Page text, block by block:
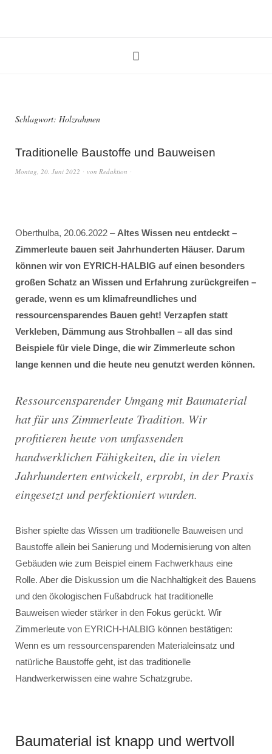
Schlagwort: Holzrahmen
Traditionelle Baustoffe und Bauweisen
Montag, 20. Juni 2022 von Redaktion
Oberthulba, 20.06.2022 – Altes Wissen neu entdeckt –
Zimmerleute bauen seit Jahrhunderten Häuser. Darum
können wir von EYRICH-HALBIG auf einen besonders
großen Schatz an Wissen und Erfahrung zurückgreifen –
gerade, wenn es um klimafreundliches und
ressourcensparendes Bauen geht! Verzapfen statt
Verkleben, Dämmung aus Strohballen – all das sind
Beispiele für viele Dinge, die wir Zimmerleute schon
lange kennen und die heute neu genutzt werden können.
Ressourcensparender Umgang mit Baumaterial
hat für uns Zimmerleute Tradition. Wir
profitieren heute von umfassenden
handwerklichen Fähigkeiten, die in vielen
Jahrhunderten entwickelt, erprobt, in der Praxis
eingesetzt und perfektioniert wurden.
Bisher spielte das Wissen um traditionelle Bauweisen und
Baustoffe allein bei Sanierung und Modernisierung von alten
Gebäuden wie zum Beispiel einem Fachwerkhaus eine
Rolle. Aber die Diskussion um die Nachhaltigkeit des Bauens
und den ökologischen Fußabdruck hat traditionelle
Bauweisen wieder stärker in den Fokus gerückt. Wir
Zimmerleute von EYRICH-HALBIG können bestätigen:
Wenn es um ressourcensparenden Materialeinsatz und
natürliche Baustoffe geht, ist das traditionelle
Handwerkerwissen eine wahre Schatzgrube.
Baumaterial ist knapp und wertvoll